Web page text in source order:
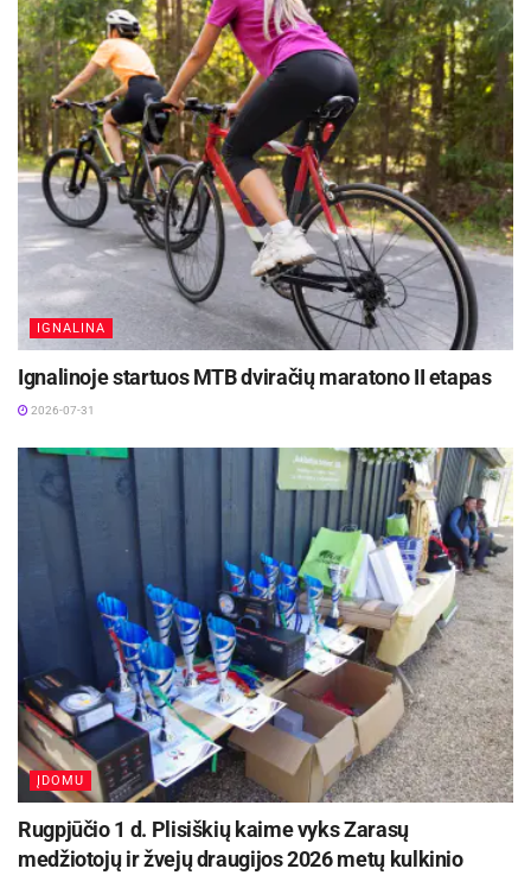
IGNALINA
Ignalinoje startuos MTB dviračių maratono II etapas
2026-07-31
ĮDOMU
Rugpjūčio 1 d. Plisiškių kaime vyks Zarasų
medžiotojų ir žvejų draugijos 2026 metų kulkinio